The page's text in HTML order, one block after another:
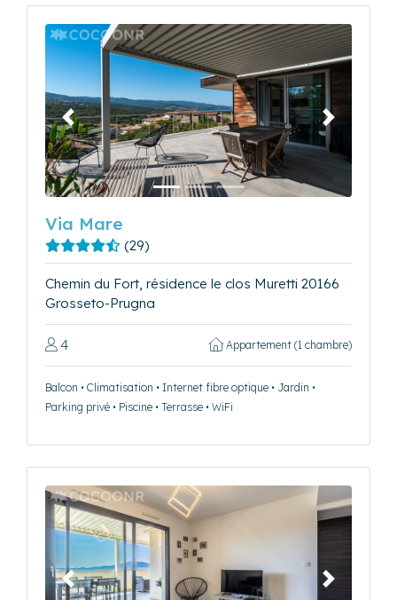
Précédent Suivant
Via Mare
(29)
Chemin du Fort, résidence le clos Muretti 20166
Grosseto-Prugna
4 Appartement (1 chambre)
Balcon • Climatisation • Internet fibre optique • Jardin •
Parking privé • Piscine • Terrasse • WiFi
Précédent Suivant